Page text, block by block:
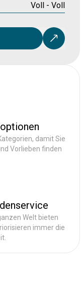
damit Sie
Vorlieben finden
Welt bieten
immer die
Voll - Voll